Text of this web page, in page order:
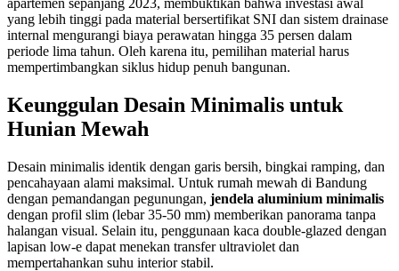
yang lebih tinggi pada material bersertifikat SNI dan sistem drainase
internal mengurangi biaya perawatan hingga 35 persen dalam
periode lima tahun. Oleh karena itu, pemilihan material harus
mempertimbangkan siklus hidup penuh bangunan.
Keunggulan Desain Minimalis untuk
Hunian Mewah
Desain minimalis identik dengan garis bersih, bingkai ramping, dan
pencahayaan alami maksimal. Untuk rumah mewah di Bandung
dengan pemandangan pegunungan, jendela aluminium minimalis
dengan profil slim (lebar 35-50 mm) memberikan panorama tanpa
halangan visual. Selain itu, penggunaan kaca double-glazed dengan
lapisan low-e dapat menekan transfer ultraviolet dan
mempertahankan suhu interior stabil.